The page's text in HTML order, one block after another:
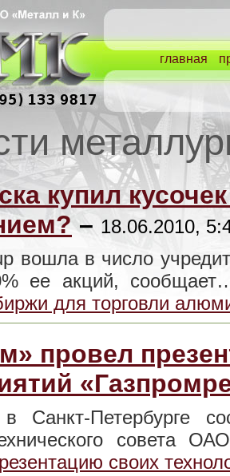
главная
купил
– 18.06.2010,
вошла в число
ее акций,
для торговли
провел
Санкт-Петербурге
совета
своих